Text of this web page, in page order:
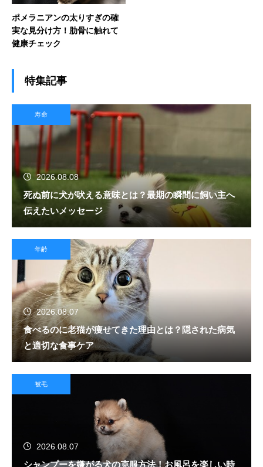
ポメラニアンの太りすぎの確
実な見分け方！肋骨に触れて
健康チェック
特集記事
寿命
2026.08.08
死ぬ前に犬が吠える意味とは？最期の瞬間に飼い主へ
伝えたいメッセージ
年齢
2026.08.07
食べるのに老猫が痩せてきた理由とは？隠された病気
と適切な食事ケア
被毛
2026.08.07
シャンプーを嫌がる犬の克服方法！お風呂を楽しい時